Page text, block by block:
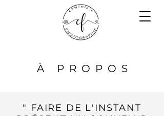
À PROPO S
" FAIRE DE L'INSTANT